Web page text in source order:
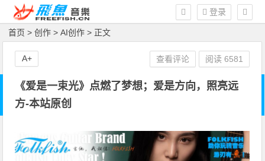
登录
首页 >创作 >AI创作 > 正文
《爱是一束光》点燃了梦想；爱是方向，照亮远
方-本站原创
查看评论 阅读6581
A+